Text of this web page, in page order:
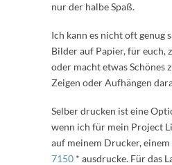
nur der halbe Spaß.
Ich kann es nicht oft genug
Bilder auf Papier, für euch,
oder macht etwas Schönes
Zeigen oder Aufhängen
Selber drucken ist eine
wenn ich für mein Project
auf meinem Drucker, einem
7150 * ausdrucke. Für das